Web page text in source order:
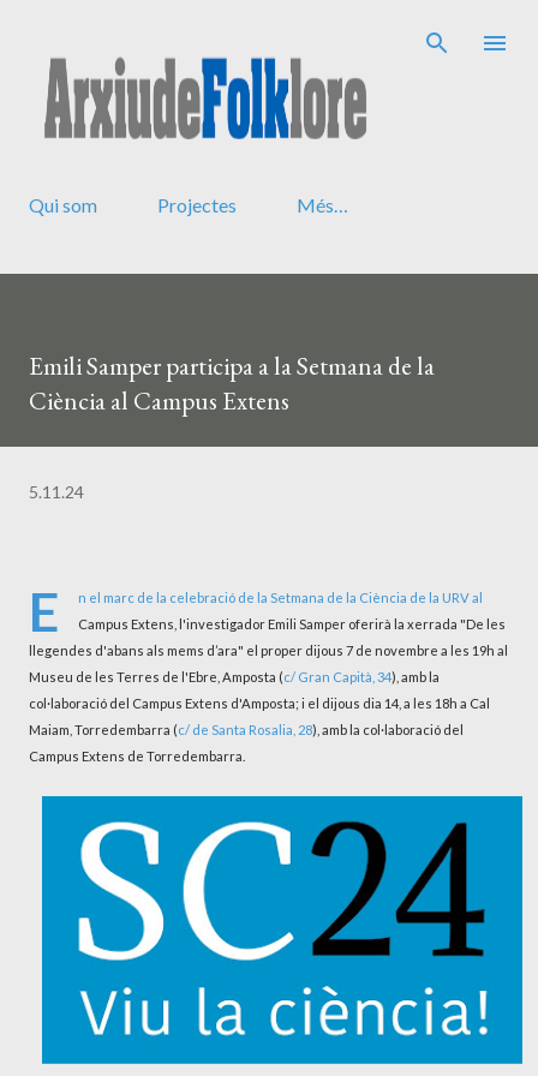
Qui som Projectes Més…
Emili Samper participa a la Setmana de la
Ciència al Campus Extens
5.11.24
E n el marc de la celebració de la Setmana de la Ciència de la URVal
Campus Extens, l'investigador Emili Samper oferirà la xerrada "De les
llegendes d'abans als mems d’ara" el proper dijous 7 de novembre a les 19h al
Museu de les Terres de l'Ebre, Amposta (c/ Gran Capità, 34), amb la
col·laboració del Campus Extens d'Amposta; i el dijous dia 14, a les 18h a Cal
Maiam, Torredembarra (c/ de Santa Rosalia, 28), amb la col·laboració del
Campus Extens de Torredembarra.